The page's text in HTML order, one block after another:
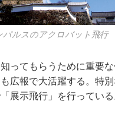
パルスのアクロバット飛行
ってもらうために重要
広報で大活躍する。特
展示飛行」を行っている